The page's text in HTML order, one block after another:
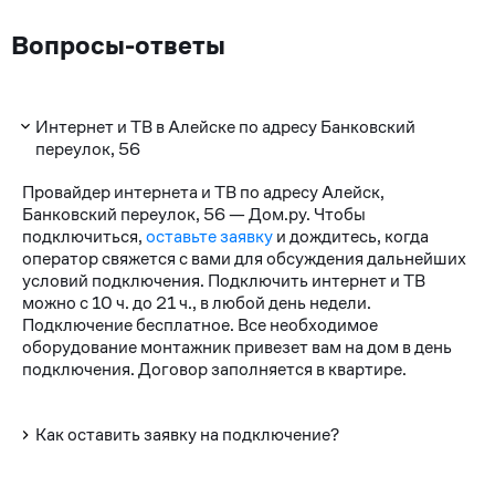
Вопросы-ответы
Интернет и ТВ в Алейске по адресу Банковский
переулок, 56
Провайдер интернета и ТВ по адресу Алейск,
Банковский переулок, 56 — Дом.ру. Чтобы
подключиться,оставьте заявкуи дождитесь, когда
оператор свяжется с вами для обсуждения дальнейших
условий подключения. Подключить интернет и ТВ
можно с 10 ч. до 21 ч., в любой день недели.
Подключение бесплатное. Все необходимое
оборудование монтажник привезет вам на дом в день
подключения. Договор заполняется в квартире.
Как оставить заявку на подключение?